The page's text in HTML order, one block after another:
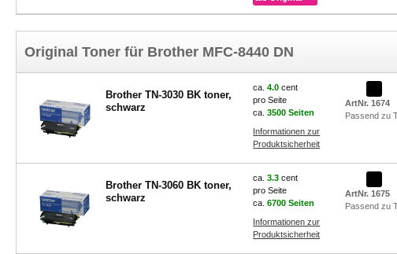
Original Toner für Brother MFC-8440 DN
Brother TN-3030 BK toner,
schwarz
ca.4.0cent
pro Seite
ca.3500 Seiten
Informationen zur
Produktsicherheit
ArtNr. 1674
Passend zu
Brother TN-3060 BK toner,
schwarz
ca.3.3cent
pro Seite
ca.6700 Seiten
Informationen zur
Produktsicherheit
ArtNr. 1675
Passend zu